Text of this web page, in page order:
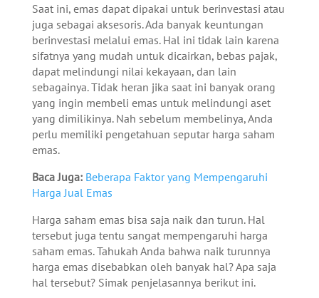
Saat ini, emas dapat dipakai untuk berinvestasi atau
juga sebagai aksesoris. Ada banyak keuntungan
berinvestasi melalui emas. Hal ini tidak lain karena
sifatnya yang mudah untuk dicairkan, bebas pajak,
dapat melindungi nilai kekayaan, dan lain
sebagainya.Tidak heran jika saat ini banyak orang
yang ingin membeli emas untuk melindungi aset
yang dimilikinya. Nah sebelum membelinya, Anda
perlu memiliki pengetahuan seputar harga saham
emas.
Baca Juga: Beberapa Faktor yang Mempengaruhi
Harga Jual Emas
Harga saham emas bisa saja naik dan turun. Hal
tersebut juga tentu sangat mempengaruhi harga
saham emas. Tahukah Anda bahwa naik turunnya
harga emas disebabkan oleh banyak hal? Apa saja
hal tersebut? Simak penjelasannya berikut ini.